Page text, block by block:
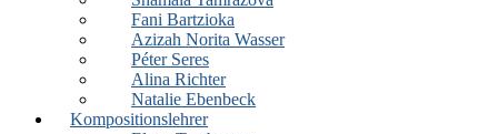
Fani Bartzioka
Azizah Norita Wasser
Péter Seres
Alina Richter
Natalie Ebenbeck
Kompositionslehrer